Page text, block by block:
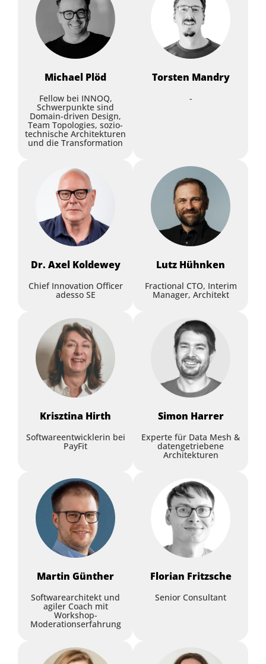
Agentic AI ist der nächste
große Schritt der
generativen KI
Simon Harrer,Entropy Data
Workshop
Model Context Protocol -
Architectural Deep Dive
Rainer Stropek,software architects
Agentic Systems Teil 1: Baue
deinen ersten autonomen
KI-Agenten
Stefan Zörner
Consulting GmbH
Software Consulting GmbH
Workshop
Legacy-Systemen –
Strategien für erfolgreiche
Transformation
Henning Schwentner
Workplace Solutions
Workshop
Agentic Systems Teil 2:
Architekturarbeit mit
Agentic Systems
Stefan Zörner,
embarc Software
Consulting GmbH
Software Consulting GmbH
Workshop
Michael Plöd
Fellow bei INNOQ,
Schwerpunkte sind
Domain-driven Design,
Team Topologies, sozio-
technische Architekturen
und die Transformation
Torsten Mandry
-
Dr. Axel Koldewey
Chief Innovation Officer
adesso SE
Lutz Hühnken
Fractional CTO, Interim
Manager, Architekt
Krisztina Hirth
Softwareentwicklerin bei
PayFit
Simon Harrer
Experte für Data Mesh &
datengetriebene
Architekturen
Martin Günther
Softwarearchitekt und
agiler Coach mit
Workshop-
Moderationserfahrung
Florian Fritzsche
Senior Consultant